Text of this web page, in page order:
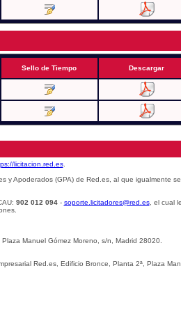
Sello de Tiempo Descargar
licitacion.red.es.
y Apoderados (GPA) de Red.es, al que igualmente se
902 012 094- soporte.licitadores@red.es, el cual
Manuel Gómez Moreno, s/n, Madrid 28020.
Red.es, Edificio Bronce, Planta 2ª, Plaza